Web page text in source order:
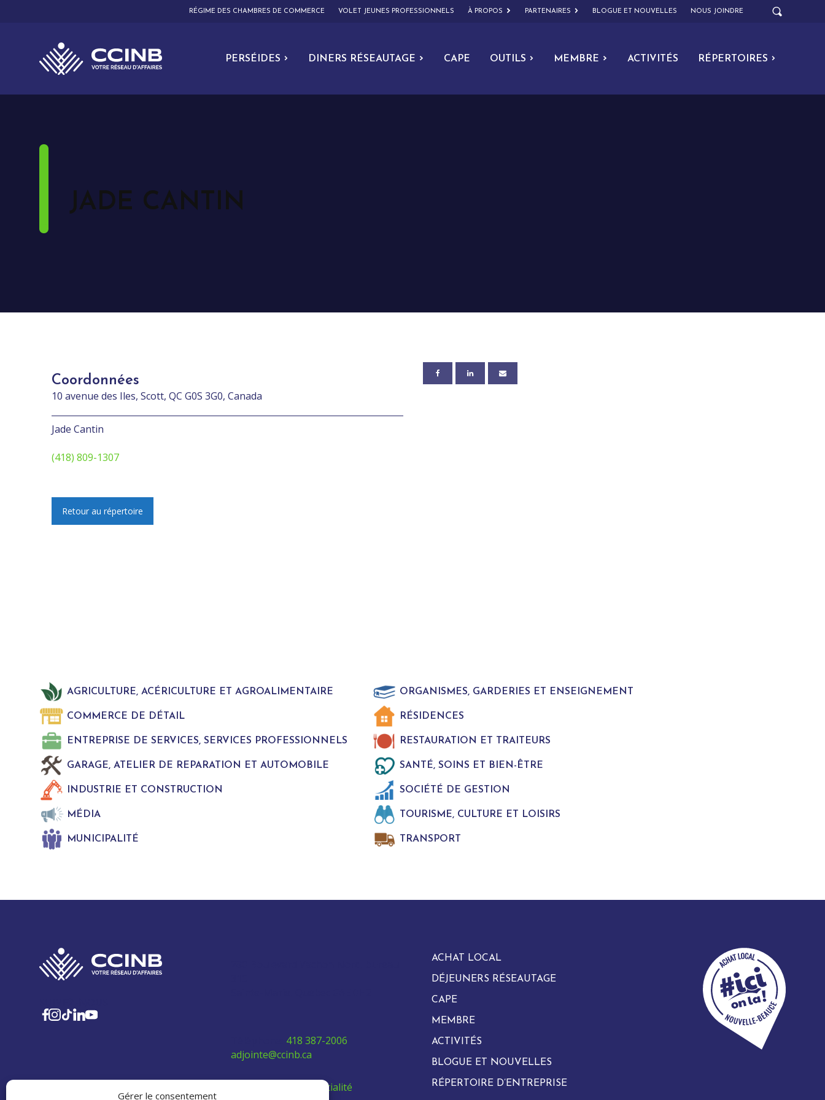
Gérer le consentement
RÉGIME DES CHAMBRES DE COMMERCE VOLET JEUNES PROFESSIONNELS À PROPOS PARTENAIRES BLOGUE ET NOUVELLES NOUS JOINDRE
PERSÉIDES DINERS RÉSEAUTAGE CAPE OUTILS MEMBRE ACTIVITÉS RÉPERTOIRES
JADE CANTIN
Coordonnées
10 avenue des Iles, Scott, QC G0S 3G0, Canada
Jade Cantin
(418) 809-1307
Retour au répertoire
AGRICULTURE, ACÉRICULTURE ET AGROALIMENTAIRE ORGANISMES, GARDERIES ET ENSEIGNEMENT
COMMERCE DE DÉTAIL RÉSIDENCES
ENTREPRISE DE SERVICES, SERVICES PROFESSIONNELS RESTAURATION ET TRAITEURS
GARAGE, ATELIER DE REPARATION ET AUTOMOBILE SANTÉ, SOINS ET BIEN-ÊTRE
INDUSTRIE ET CONSTRUCTION SOCIÉTÉ DE GESTION
MÉDIA TOURISME, CULTURE ET LOISIRS
MUNICIPALITÉ TRANSPORT
418 387-2006
adjointe@ccinb.ca
Politique de confidentialité
ACHAT LOCAL
DÉJEUNERS RÉSEAUTAGE
CAPE
MEMBRE
ACTIVITÉS
BLOGUE ET NOUVELLES
RÉPERTOIRE D’ENTREPRISE